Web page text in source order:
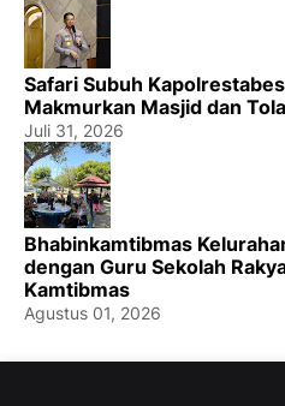
Safari Subuh
Makmurkan Masjid dan
Juli 31, 2026
Bhabinkamtibmas
dengan Guru Sekolah
Kamtibmas
Agustus 01, 2026